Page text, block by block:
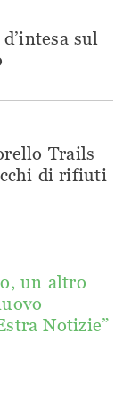
sul
Trails
di rifiuti
un altro
Notizie”